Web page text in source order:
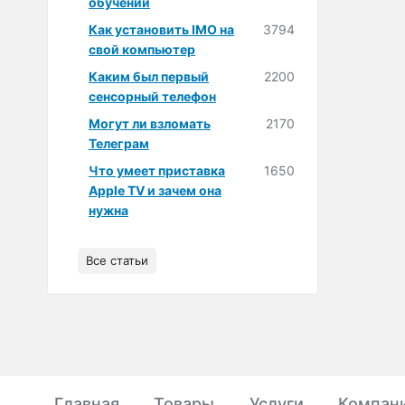
Как установить IMO на
свой компьютер
3794
Каким был первый
сенсорный телефон
2200
Могут ли взломать
Телеграм
2170
Что умеет приставка
Apple TV и зачем она
нужна
1650
Все статьи